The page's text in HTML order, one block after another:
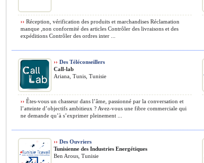
›› Réception, vérification des produits et marchandises Réclamation
manque ,non conformité des articles Contrôler des livraisons et des
expéditions Contrôler des ordres inter ...
›› Des Téléconseillers
Call-lab
Ariana, Tunis, Tunisie
›› Êtes-vous un chasseur dans l’âme, passionné par la conversation et
l’atteinte d’objectifs ambitieux ? Avez-vous une fibre commerciale qui
ne demande qu’à s’exprimer pleinement ...
›› Des Ouvriers
Tunisienne des Industries Energétiques
Ben Arous, Tunisie